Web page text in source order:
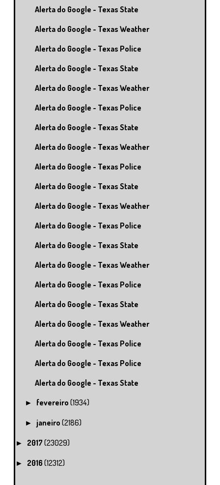
Alerta do Google - Texas State
Alerta do Google - Texas Weather
Alerta do Google - Texas Police
Alerta do Google - Texas State
Alerta do Google - Texas Weather
Alerta do Google - Texas Police
Alerta do Google - Texas State
Alerta do Google - Texas Weather
Alerta do Google - Texas Police
Alerta do Google - Texas State
Alerta do Google - Texas Weather
Alerta do Google - Texas Police
Alerta do Google - Texas State
Alerta do Google - Texas Weather
Alerta do Google - Texas Police
Alerta do Google - Texas State
Alerta do Google - Texas Weather
Alerta do Google - Texas Police
Alerta do Google - Texas Police
Alerta do Google - Texas State
► fevereiro(1934)
► janeiro(2186)
► 2017 (23029)
► 2016 (12312)